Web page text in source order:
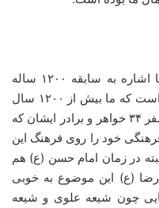
این کارشناس و تئوریسین جنگ نرم با اشاره به سابقه ۱۲۰۰ ساله
تشیع در ایران یادآور شد: واقعیت این است که ما بیش از ۱۲۰۰ سال
بعد از آمدن امام رضا (ع) به ایران و سفر ۳۴ خواهر و برادر ایشان که
خود را روی فرهنگ این
در زمان امام حسن (ع) هم
رضا (ع) این موضوع به خوبی
چون شیعه علوی و شیعه